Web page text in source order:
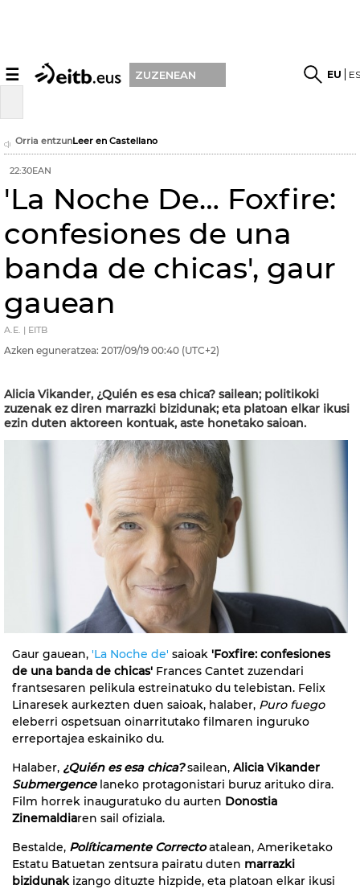
☰ ZUZENEAN EU
Orria entzunLeer en Castellano
22:30EAN
'La Noche De… Foxfire:
confesiones de una
banda de chicas', gaur
gauean
A.E. | EITB
Azken eguneratzea: 2017/09/19 00:40 (UTC+2)
Alicia Vikander, ¿Quién es esa chica? sailean; politikoki
zuzenak ez diren marrazki bizidunak; eta platoan elkar ikusi
ezin duten aktoreen kontuak, aste honetako saioan.
Gaur gauean, 'La Noche de' saioak 'Foxfire: confesiones
de una banda de chicas' Frances Cantet zuzendari
frantsesaren pelikula estreinatuko du telebistan. Felix
Linaresek aurkezten duen saioak, halaber, Puro fuego
eleberri ospetsuan oinarritutako filmaren inguruko
erreportajea eskainiko du.
Halaber, ¿Quién es esa chica?sailean, Alicia Vikander
Submergencelaneko protagonistari buruz arituko dira.
Film horrek inauguratuko du aurten Donostia
Zinemaldiaren sail ofiziala.
Bestalde, Políticamente Correctoatalean, Ameriketako
Estatu Batuetan zentsura pairatu duten marrazki
bizidunakizango dituzte hizpide, eta platoan elkar ikusi